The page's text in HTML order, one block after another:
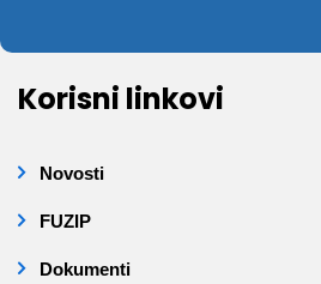
Korisni linkovi
Novosti
FUZIP
Dokumenti